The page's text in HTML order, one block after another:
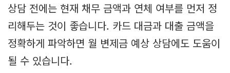
상담 전에는 현재 채무 금액과 연체 여부를 먼저 정
리해두는 것이 좋습니다. 카드 대금과 대출 금액을
정확하게 파악하면 월 변제금 예상 상담에도 도움이
될 수 있습니다.